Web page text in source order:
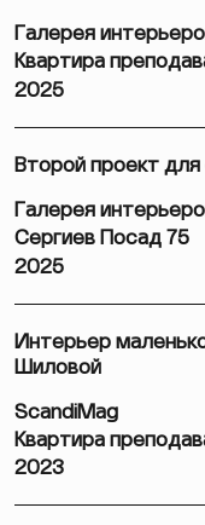
Галерея
Квартира
2025
Второй проект
Галерея
Сергиев Посад 75
2025
Интерьер
Шиловой
ScandiMag
Квартира
2023